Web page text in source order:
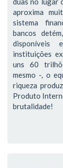
aproxima
sistema
bancos
disponíveis
instituições
uns 60
mesmo -, o
riqueza
Produto
brutalidade!